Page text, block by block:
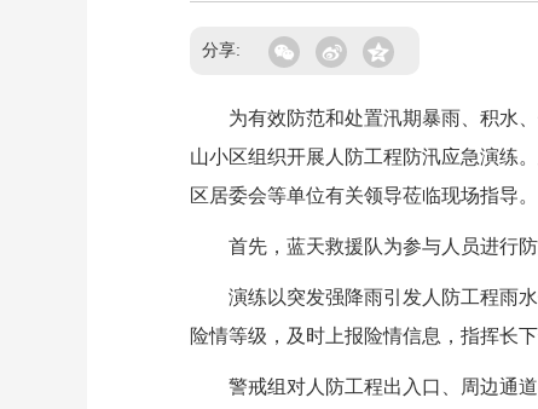
分享:
为有效防范和处置汛期暴雨、积水、
山小区组织开展人防工程防汛应急演练
区居委会等单位有关领导莅临现场指导。
首先，蓝天救援队为参与人员进行防
演练以突发强降雨引发人防工程雨水
险情等级，及时上报险情信息，指挥长
警戒组对人防工程出入口、周边通道